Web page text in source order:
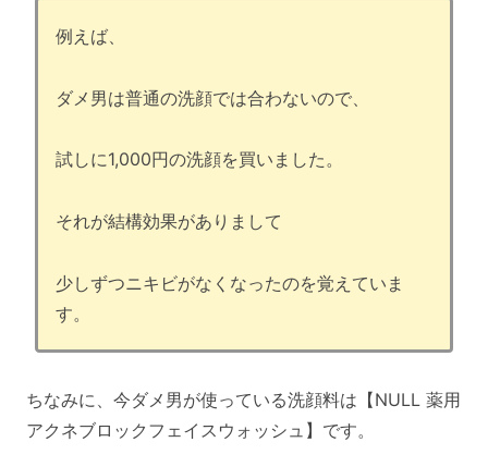
例えば、
ダメ男は普通の洗顔では合わないので、
試しに1,000円の洗顔を買いました。
それが結構効果がありまして
少しずつニキビがなくなったのを覚えていま
す。
ちなみに、今ダメ男が使っている洗顔料は【NULL 薬用
アクネブロックフェイスウォッシュ】です。